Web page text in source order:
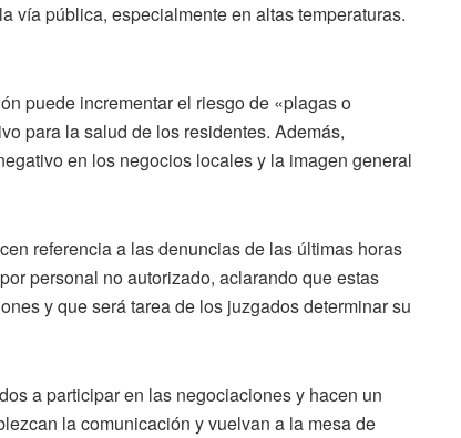
vía pública, especialmente en altas temperaturas.
puede incrementar el riesgo de «plagas o
para la salud de los residentes. Además,
en los negocios locales y la imagen general
referencia a las denuncias de las últimas horas
personal no autorizado, aclarando que estas
y que será tarea de los juzgados determinar su
a participar en las negociaciones y hacen un
la comunicación y vuelvan a la mesa de